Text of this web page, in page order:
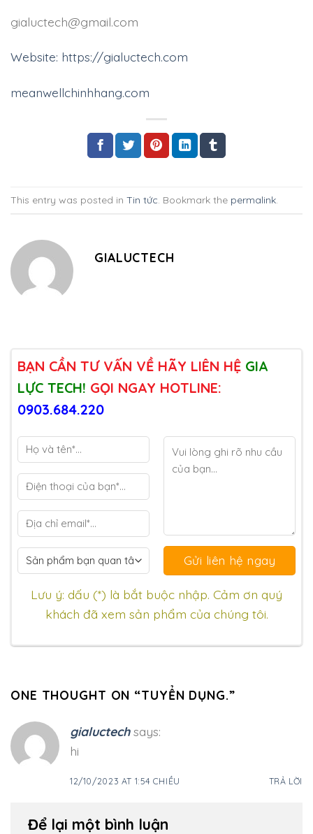
gialuctech@gmail.com
Website: https://gialuctech.com
meanwellchinhhang.com
This entry was posted in Tin tức. Bookmark the permalink.
GIALUCTECH
BẠN CẦN TƯ VẤN VỀ HÃY LIÊN HỆ GIA
LỰC TECH! GỌI NGAY HOTLINE:
0903.684.220
Lưu ý: dấu (*) là bắt buộc nhập. Cảm ơn quý
khách đã xem sản phẩm của chúng tôi.
ONE THOUGHT ON “TUYỂN DỤNG.”
gialuctech says:
hi
12/10/2023 AT 1:54 CHIỀU TRẢ LỜI
Để lại một bình luận